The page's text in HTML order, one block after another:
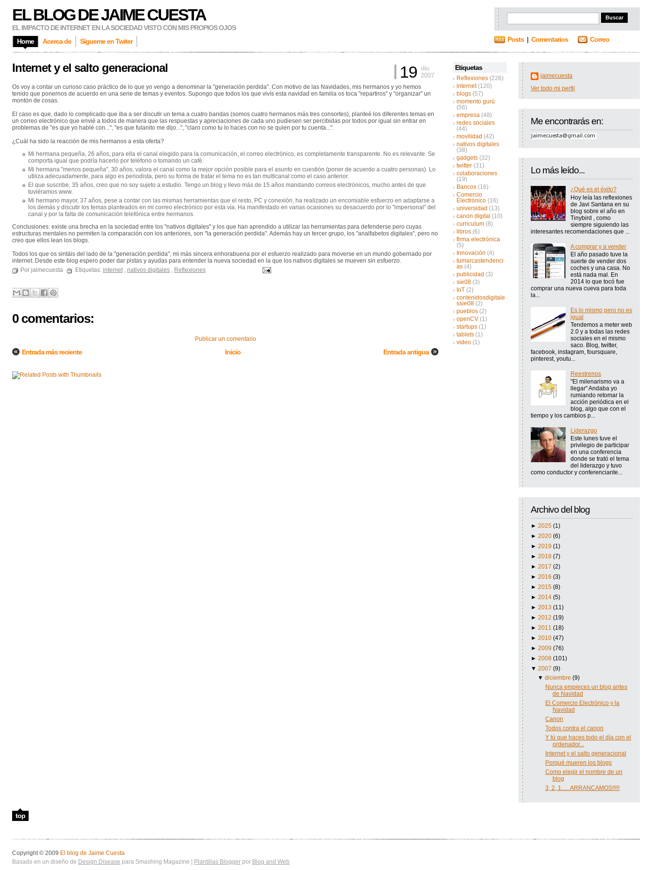
EL BLOG DE JAIME CUESTA
EL IMPACTO DE INTERNET EN LA SOCIEDAD VISTO CON MIS PROPIOS OJOS
Home
Acerca de Sígueme en Twiter Posts| Comentarios Correo
Etiquetas
Reflexiones (226)
internet (120)
blogs (57)
momento gurú
(56)
empresa (48)
redes sociales
(44)
movilidad (42)
nativos digitales
(38)
gadgets (32)
twitter (31)
colaboraciones
(19)
Bancos (16)
Comercio
Electrónico (16)
universidad (13)
canon digital (10)
curriculum (8)
libros (6)
firma electrónica
(5)
Innovación (4)
tumarcastendenci
as (4)
publicidad (3)
sie08 (3)
IoT (2)
contenidosdigitale
ssie08 (2)
pueblos (2)
openCV (1)
startups (1)
tablets (1)
video (1)
jaimecuesta
Ver todo mi perfil
Me encontrarás en:
Lo más leído...
¿Qué es el éxito?
Hoy leía las reflexiones
de Javi Santana en su
blog sobre el año en
Tinybird , como
siempre siguiendo las
interesantes recomendaciones que ...
A comprar y a vender
El año pasado tuve la
suerte de vender dos
coches y una casa. No
está nada mal. En
2014 lo que tocó fue
comprar una nueva cueva para toda
la...
Es lo mismo pero no es
igual
Tendemos a meter web
2.0 y a todas las redes
sociales en el mismo
saco. Blog, twitter,
facebook, instagram, foursquare,
pinterest, youtu...
Reestrenos
"El milenarismo va a
llegar" Andaba yo
rumiando retomar la
acción periódica en el
blog, algo que con el
tiempo y los cambios p...
Liderazgo
Este lunes tuve el
privilegio de participar
en una conferencia
donde se trató el tema
del liderazgo y tuvo
como conductor y conferenciante...
Archivo del blog
► 2025 (1)
► 2020 (6)
► 2019 (1)
► 2018 (7)
► 2017 (2)
► 2016 (3)
► 2015 (8)
► 2014 (5)
► 2013 (11)
► 2012 (19)
► 2011 (18)
► 2010 (47)
► 2009 (76)
► 2008 (101)
▼ 2007 (9)
▼diciembre(9)
Nunca empieces un blog antes
de Navidad
El Comercio Electrónico y la
Navidad
Canon
Todos contra el canon
Y tú que haces todo el día con el
ordenador...
Internet y el salto generacional
Porqué mueren los blogs
Como elegir el nombre de un
blog
3, 2, 1......ARRANCAMOS!!!!!
Internet y el salto generacional 19 dic
2007
Os voy a contar un curioso caso práctico de lo que yo vengo a denominar la "generación perdida". Con motivo de las Navidades, mis hermanos y yo hemos
tenido que ponernos de acuerdo en una serie de temas y eventos. Supongo que todos los que vivís esta navidad en familia os toca "repartiros" y "organizar" un
montón de cosas.
El caso es que, dado lo complicado que iba a ser discutir un tema a cuatro bandas (somos cuatro hermanos más tres consortes), planteé los diferentes temas en
un correo electrónico que envié a todos de manera que las respuestas y apreciaciones de cada uno pudiesen ser percibidas por todos por igual sin entrar en
problemas de "es que yo hablé con...", "es que fulanito me dijo...", "claro como tu lo haces con no se quien por tu cuenta...".
¿Cuál ha sido la reacción de mis hermanos a esta oferta?
Mi hermana pequeña, 26 años, para ella el canal elegido para la comunicación, el correo electrónico, es completamente transparente. No es relevante. Se
comporta igual que podría hacerlo por teléfono o tomando un café.
Mi hermana "menos pequeña", 30 años, valora el canal como la mejor opción posible para el asunto en cuestión (poner de acuerdo a cuatro personas). Lo
utiliza adecuadamente, para algo es periodista, pero su forma de tratar el tema no es tan multicanal como el caso anterior.
El que suscribe, 35 años, creo que no soy sujeto a estudio. Tengo un blog y llevo más de 15 años mandando correos electrónicos, mucho antes de que
tuviéramos www.
Mi hermano mayor, 37 años, pese a contar con las mismas herramientas que el resto, PC y conexión, ha realizado un encomiable esfuerzo en adaptarse a
los demás y discutir los temas planteados en mi correo electrónico por esta vía. Ha manifestado en varias ocasiones su desacuerdo por lo "impersonal" del
canal y por la falta de comunicación telefónica entre hermanos.
Conclusiones: existe una brecha en la sociedad entre los "nativos digitales" y los que han aprendido a utilizar las herramientas para defenderse pero cuyas
estructuras mentales no permiten la comparación con los anteriores, son "la generación perdida". Además hay un tercer grupo, los "analfabetos digitales", pero no
creo que ellos lean los blogs.
Todos los que os sintáis del lado de la "generación perdida", mi más sincera enhorabuena por el esfuerzo realizado para moverse en un mundo gobernado por
internet. Desde este blog espero poder dar pistas y ayudas para entender la nueva sociedad en la que los nativos digitales se mueven sin esfuerzo.
Por jaimecuesta
Etiquetas: internet , nativos digitales , Reflexiones
0 comentarios:
Publicar un comentario
Entrada más reciente Entrada antigua
Inicio
top
Copyright © 2009 El blog de Jaime Cuesta
Basado en un diseño de Design Disease para Smashing Magazine | Plantillas Blogger por Blog and Web